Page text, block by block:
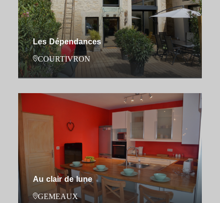
Les Dépendances
COURTIVRON
Au clair de lune
GEMEAUX